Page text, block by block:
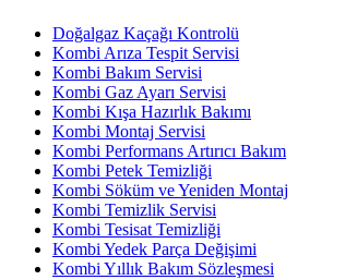
Doğalgaz Kaçağı Kontrolü
Kombi Arıza Tespit Servisi
Kombi Bakım Servisi
Kombi Gaz Ayarı Servisi
Kombi Kışa Hazırlık Bakımı
Kombi Montaj Servisi
Kombi Performans Artırıcı Bakım
Kombi Petek Temizliği
Kombi Söküm ve Yeniden Montaj
Kombi Temizlik Servisi
Kombi Tesisat Temizliği
Kombi Yedek Parça Değişimi
Kombi Yıllık Bakım Sözleşmesi